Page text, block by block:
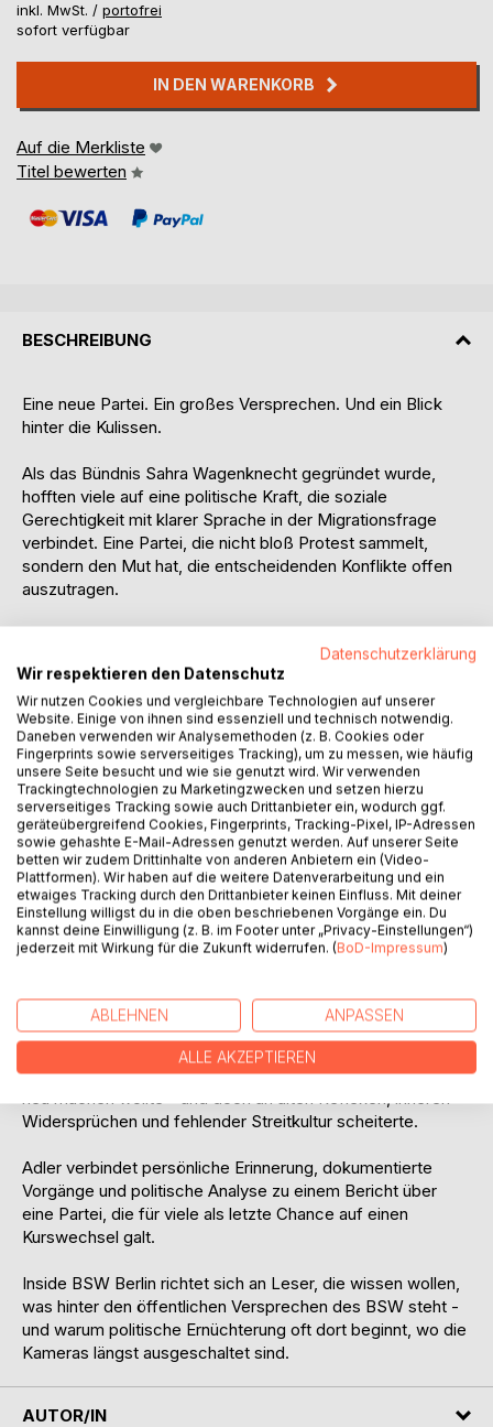
inkl. MwSt. / portofrei
sofort verfügbar
IN DEN WARENKORB
Auf die Merkliste
Titel bewerten
BESCHREIBUNG
Eine neue Partei. Ein großes Versprechen. Und ein Blick
hinter die Kulissen.
Als das Bündnis Sahra Wagenknecht gegründet wurde,
hofften viele auf eine politische Kraft, die soziale
Gerechtigkeit mit klarer Sprache in der Migrationsfrage
verbindet. Eine Partei, die nicht bloß Protest sammelt,
sondern den Mut hat, die entscheidenden Konflikte offen
auszutragen.
In Inside BSW Berlin schildert er seinen Weg vom frühen
Unterstützer zum enttäuschten Beobachter des Berliner
Landesverbands. Aus nächster Nähe erzählt er von
Wahlkampf, Arbeitsgruppen, internen
Auseinandersetzungen und politischen Widersprüchen, die
nach außen kaum sichtbar wurden.
Im Zentrum steht die Frage, ob das BSW in Berlin wirklich
jene Alternative war, als die es vielen Wählern erschien.
Gerade in der Migrationsfrage, einem der zentralen Gründe
für den Aufstieg der Partei, zeigt Adler, wie weit Anspruch
und Wirklichkeit aus seiner Sicht auseinanderdrifteten.
Dieses Buch ist kein distanzierter Bericht über Parteitage
und Pressemitteilungen. Es ist eine Innenansicht über
Hoffnungen, Loyalitäten, Machtkämpfe, Enttäuschungen
und die Mechanismen eines politischen Milieus, das vieles
Widersprüchen und fehlender Streitkultur scheiterte.
Adler verbindet persönliche Erinnerung, dokumentierte
Vorgänge und politische Analyse zu einem Bericht über
eine Partei, die für viele als letzte Chance auf einen
Kurswechsel galt.
Inside BSW Berlin richtet sich an Leser, die wissen wollen,
was hinter den öffentlichen Versprechen des BSW steht -
und warum politische Ernüchterung oft dort beginnt, wo die
Kameras längst ausgeschaltet sind.
AUTOR/IN
Datenschutzerklärung
Wir respektieren den Datenschutz
Wir nutzen Cookies und vergleichbare Technologien auf unserer
Website. Einige von ihnen sind essenziell und technisch notwendig.
Daneben verwenden wir Analysemethoden (z. B. Cookies oder
Fingerprints sowie serverseitiges Tracking), um zu messen, wie häufig
unsere Seite besucht und wie sie genutzt wird. Wir verwenden
Trackingtechnologien zu Marketingzwecken und setzen hierzu
serverseitiges Tracking sowie auch Drittanbieter ein, wodurch ggf.
geräteübergreifend Cookies, Fingerprints, Tracking-Pixel, IP-Adressen
sowie gehashte E-Mail-Adressen genutzt werden. Auf unserer Seite
betten wir zudem Drittinhalte von anderen Anbietern ein (Video-
Plattformen). Wir haben auf die weitere Datenverarbeitung und ein
etwaiges Tracking durch den Drittanbieter keinen Einfluss. Mit deiner
Einstellung willigst du in die oben beschriebenen Vorgänge ein. Du
kannst deine Einwilligung (z. B. im Footer unter „Privacy-Einstellungen“)
jederzeit mit Wirkung für die Zukunft widerrufen. (BoD-Impressum)
ABLEHNEN ANPASSEN
ALLE AKZEPTIEREN